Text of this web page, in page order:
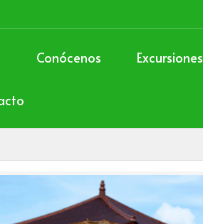
Conócenos Excursiones